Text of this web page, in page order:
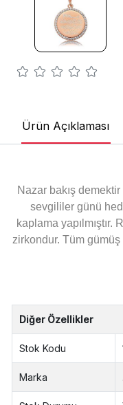
Ürün Açıklaması
Nazar bakış
sevgililer günü
kaplama
zirkondur. Tüm
Diğer Özellikler
Stok Kodu
Marka